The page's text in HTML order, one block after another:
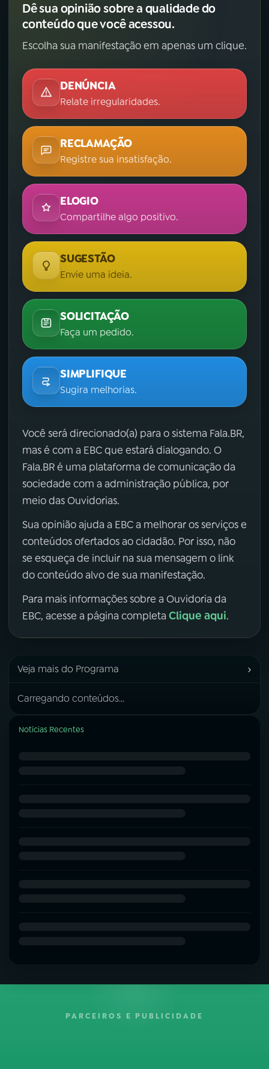
Dê sua opinião sobre a qualidade do
conteúdo que você acessou.
Escolha sua manifestação em apenas um clique.
DENÚNCIA
Relate irregularidades.
RECLAMAÇÃO
Registre sua insatisfação.
ELOGIO
Compartilhe algo positivo.
SUGESTÃO
Envie uma ideia.
SOLICITAÇÃO
Faça um pedido.
SIMPLIFIQUE
Sugira melhorias.
Você será direcionado(a) para o sistema Fala.BR,
mas é com a EBC que estará dialogando. O
Fala.BR é uma plataforma de comunicação da
sociedade com a administração pública, por
meio das Ouvidorias.
Sua opinião ajuda a EBC a melhorar os serviços e
conteúdos ofertados ao cidadão. Por isso, não
se esqueça de incluir na sua mensagem o link
do conteúdo alvo de sua manifestação.
Para mais informações sobre a Ouvidoria da
EBC, acesse a página completa Clique aqui.
Veja mais do Programa ›
Carregando conteúdos...
Notícias Recentes
PARCEIROS E PUBLICIDADE